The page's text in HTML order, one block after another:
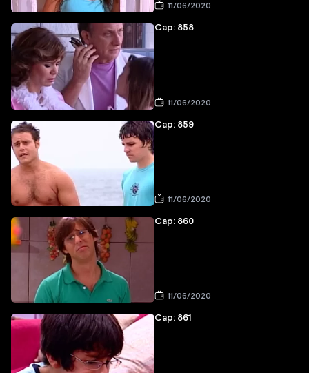
11/06/2020
Cap: 858
11/06/2020
Cap: 859
11/06/2020
Cap: 860
11/06/2020
Cap: 861